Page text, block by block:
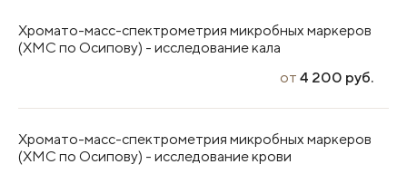
Хромато-масс-спектрометрия микробных маркеров
(ХМС по Осипову) - исследование кала
от 4 200 руб.
Хромато-масс-спектрометрия микробных маркеров
(ХМС по Осипову) - исследование крови